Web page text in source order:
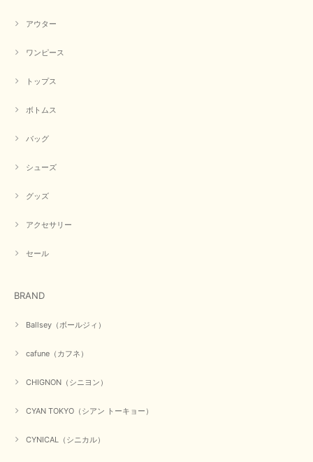
アウター
ワンピース
トップス
ボトムス
バッグ
シューズ
グッズ
アクセサリー
セール
BRAND
Ballsey（ボールジィ）
cafune（カフネ）
CHIGNON（シニヨン）
CYAN TOKYO（シアン トーキョー）
CYNICAL（シニカル）